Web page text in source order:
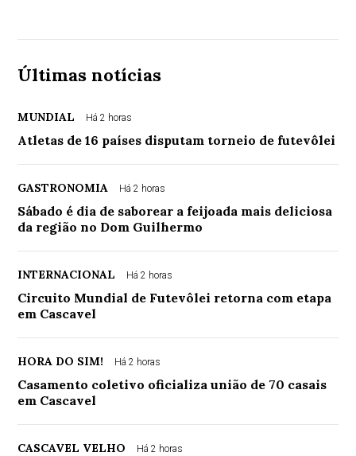
Últimas notícias
MUNDIAL Há 2 horas
Atletas de 16 países disputam torneio de futevôlei
GASTRONOMIA Há 2 horas
Sábado é dia de saborear a feijoada mais deliciosa
da região no Dom Guilhermo
INTERNACIONAL Há 2 horas
Circuito Mundial de Futevôlei retorna com etapa
em Cascavel
HORA DO SIM! Há 2 horas
Casamento coletivo oficializa união de 70 casais
em Cascavel
CASCAVEL VELHO Há 2 horas